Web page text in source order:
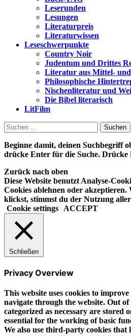
Leserunden
Lesungen
Literaturpreis
Literaturwissen
Leseschwerpunkte
Country Noir
Judentum und Drittes
Literatur aus Mittel-
Philosophische
Nischenliteratur und
Die Bibel literarisch
LitFilm
Suchen
nach:
Beginne damit, deinen Suchbegriff
drücke Enter für die Suche. Drücke
Zurück nach oben
Diese Website benutzt Analyse-
Cookies ablehnen oder
klickst, stimmst du der Nutzung
Cookie settings
ACCEPT
Schließen
Privacy Overview
This website uses cookies to
navigate through the website. Out of
categorized as necessary are stored
essential for the working of basic
We also use third-party cookies that